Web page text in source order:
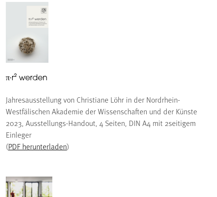
π∙r² werden
Jahresausstellung von Christiane Löhr in der Nordrhein-
Westfälischen Akademie der Wissenschaften und der Künste
2023, Ausstellungs-Handout, 4 Seiten, DIN A4 mit 2seitigem
Einleger
(PDF herunterladen)